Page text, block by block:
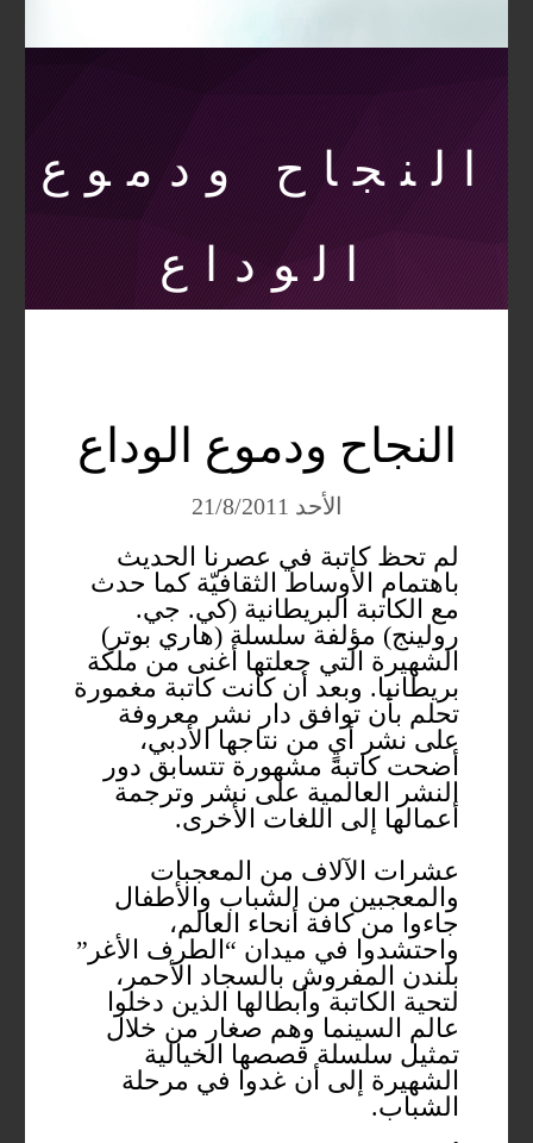
النجاح ودموع
الوداع
النجاح ودموع الوداع
الأحد 21/8/2011
لم تحظ كاتبة في عصرنا الحديث
باهتمام الأوساط الثقافيّة كما حدث
مع الكاتبة البريطانية (كي. جي.
رولينج) مؤلفة سلسلة (هاري بوتر)
الشهيرة التي جعلتها أغنى من ملكة
بريطانيا. وبعد أن كانت كاتبة مغمورة
تحلم بأن توافق دار نشر معروفة
على نشر أيٍ من نتاجها الأدبي،
أضحت كاتبة مشهورة تتسابق دور
النشر العالمية على نشر وترجمة
أعمالها إلى اللغات الأخرى.
عشرات الآلاف من المعجبات
والمعجبين من الشباب والأطفال
جاءوا من كافة أنحاء العالم،
واحتشدوا في ميدان “الطرف الأغر”
بلندن المفروش بالسجاد الأحمر،
لتحية الكاتبة وأبطالها الذين دخلوا
عالم السينما وهم صغار من خلال
تمثيل سلسلة قصصها الخيالية
الشهيرة إلى أن غدوا في مرحلة
الشباب.